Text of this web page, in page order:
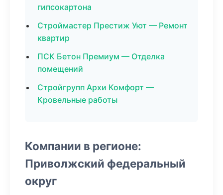
гипсокартона
Строймастер Престиж Уют — Ремонт
квартир
ПСК Бетон Премиум — Отделка
помещений
Стройгрупп Архи Комфорт —
Кровельные работы
Компании в регионе:
Приволжский федеральный
округ